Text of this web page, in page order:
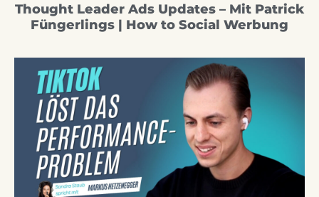
Thought Leader Ads Updates – Mit Patrick
Füngerlings | How to Social Werbung